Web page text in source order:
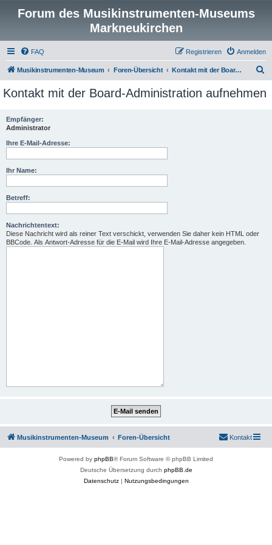
Forum des Musikinstrumenten-Museums
Markneukirchen
FAQ Anmelden
Registrieren
Musikinstrumenten-Museum Foren-Übersicht Kontakt mit der Board-Administration aufnehmen
c
Kontakt mit der Board-Administration aufnehmen
Empfänger:
Administrator
Ihre E-Mail-Adresse:
Ihr Name:
Betreff:
Nachrichtentext:
Diese Nachricht wird als reiner Text verschickt, verwenden Sie daher kein HTML oder
BBCode. Als Antwort-Adresse für die E-Mail wird Ihre E-Mail-Adresse angegeben.
Musikinstrumenten-Museum Foren-Übersicht Kontakt
Powered by phpBB® Forum Software © phpBB Limited
Deutsche Übersetzung durch phpBB.de
Datenschutz| Nutzungsbedingungen